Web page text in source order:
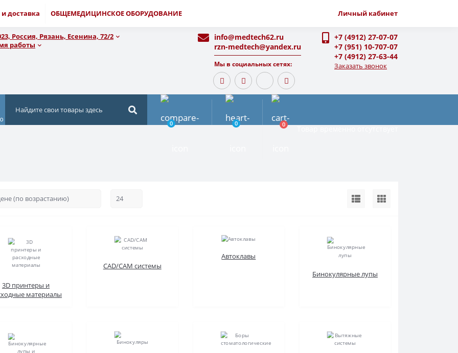
доставка ОБЩЕМЕДИЦИНСКОЕ ОБОРУДОВАНИЕ Личный кабинет
Россия, Рязань, Есенина, 72/2
работы
info@medtech62.ru
rzn-medtech@yandex.ru
Мы в социальных сетях:
+7 (4912) 27-07-07
+7 (951) 10-707-07
+7 (4912) 27-63-44
Заказать звонок
0 0 0
3D принтеры и
материалы
CAD/CAM системы
Автоклавы
Бинокулярные лупы